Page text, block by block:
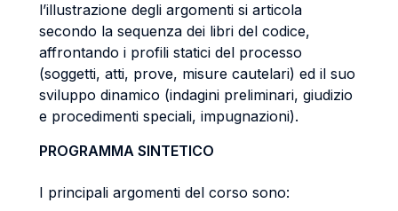
l’illustrazione degli argomenti si articola
secondo la sequenza dei libri del codice,
affrontando i profili statici del processo
(soggetti, atti, prove, misure cautelari) ed il suo
sviluppo dinamico (indagini preliminari, giudizio
e procedimenti speciali, impugnazioni).
PROGRAMMA SINTETICO
I principali argomenti del corso sono: